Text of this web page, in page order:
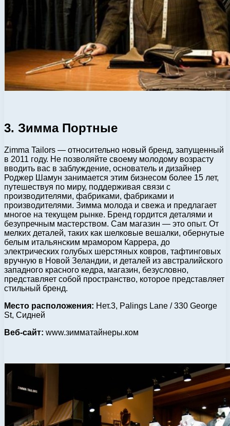
3. Зимма Портные
Zimma Tailors — относительно новый бренд, запущенный
в 2011 году. Не позволяйте своему молодому возрасту
вводить вас в заблуждение, основатель и дизайнер
Роджер Шамун занимается этим бизнесом более 15 лет,
путешествуя по миру, поддерживая связи с
производителями, фабриками, фабриками и
производителями. Зимма молода и свежа и предлагает
многое на текущем рынке. Бренд гордится деталями и
безупречным мастерством. Сам магазин — это опыт. От
мелких деталей, таких как шелковые вешалки, обернутые
белым итальянским мрамором Каррера, до
электрических голубых шерстяных ковров, тафтинговых
вручную в Новой Зеландии, и деталей из австралийского
западного красного кедра, магазин, безусловно,
представляет собой пространство, которое представляет
стильный бренд.
Место расположения: Нет.3, Palings Lane / 330 George
St, Сидней
Веб-сайт: www.зимматайнеры.ком